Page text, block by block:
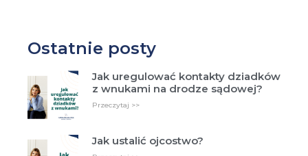
Ostatnie posty
Jak uregulować kontakty dziadków
z wnukami na drodze sądowej?
Przeczytaj >>
Jak ustalić ojcostwo?